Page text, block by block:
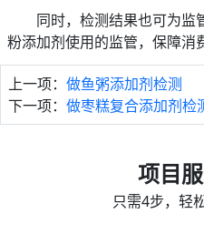
同时，检测结果也可为监
粉添加剂使用的监管，保障消
上一项： 做鱼粥添加剂检测
下一项： 做枣糕复合添加剂检
项目
只需4步，轻